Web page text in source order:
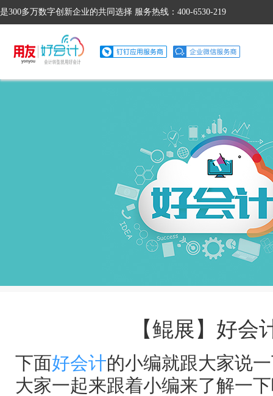
是300多万数字创新企业的共同选择 服务热线：400-6530-219
【鲲展】好会
下面好会计的小编就跟大家说
大家一起来跟着小编来了解一